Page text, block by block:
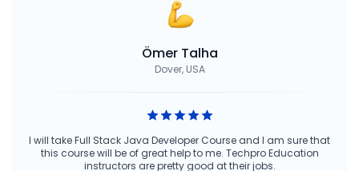
Ömer Talha
Dover, USA
I will take Full Stack Java Developer Course and I am sure that
this course will be of great help to me. Techpro Education
instructors are pretty good at their jobs.